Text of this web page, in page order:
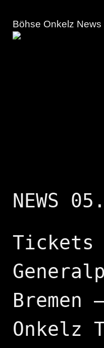
Böhse Onkelz News
NEWS
Bremen
Onkelz